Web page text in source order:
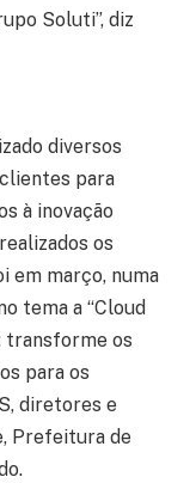
Soluti”, diz
diversos
para
à inovação
os
em março, numa
tema a “Cloud
transforme os
para os
diretores e
Prefeitura de